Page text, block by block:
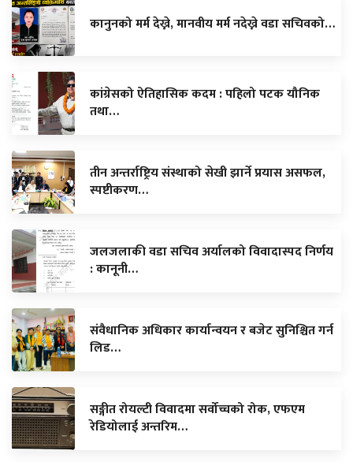
कानुनको मर्म देख्ने, मानवीय मर्म नदेख्ने वडा सचिवको…
कांग्रेसको ऐतिहासिक कदम : पहिलो पटक यौनिक
तथा…
तीन अन्तर्राष्ट्रिय संस्थाको सेखी झार्ने प्रयास असफल,
स्पष्टीकरण…
जलजलाकी वडा सचिव अर्यालको विवादास्पद निर्णय
: कानूनी…
संवैधानिक अधिकार कार्यान्वयन र बजेट सुनिश्चित गर्न
लिड…
सङ्गीत रोयल्टी विवादमा सर्वोच्चको रोक, एफएम
रेडियोलाई अन्तरिम…